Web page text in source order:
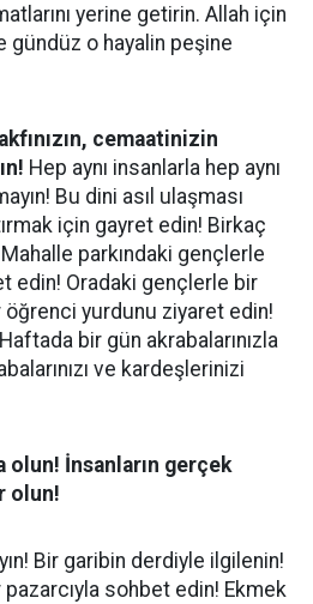
yerine getirin. Allah için
gündüz o hayalin peşine
cemaatinizin
Hep aynı insanlarla hep aynı
Bu dini asıl ulaşması
için gayret edin! Birkaç
parkındaki gençlerle
edin! Oradaki gençlerle bir
öğrenci yurdunu ziyaret edin!
bir gün akrabalarınızla
ve kardeşlerinizi
olun! İnsanların gerçek
olun!
Bir garibin derdiyle ilgilenin!
sohbet edin! Ekmek